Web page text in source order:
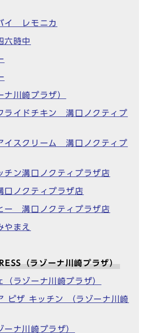
イ レモニカ
六時中
ナ川崎プラザ）
ライドチキン 溝口ノクティプ
イスクリーム 溝口ノクティプ
チン溝口ノクティプラザ店
ノクティプラザ店
ー 溝口ノクティプラザ店
やまえ
（ラゾーナ川崎プラザ）
（ラゾーナ川崎プラザ）
ピザ キッチン （ラゾーナ川崎
ーナ川崎プラザ）